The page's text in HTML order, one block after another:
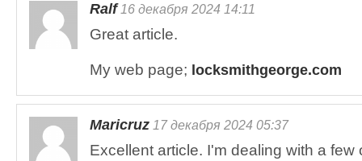
Ralf16 декабря 2024 14:11
Great article.
My web page; locksmithgeorge.com
Maricruz 17 декабря 2024 05:37
Excellent article. I'm dealing with a